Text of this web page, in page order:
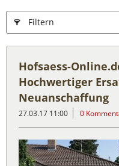
Filtern
Hofsaess-
Hochwertiger
Neuanschaffung
27.03.17 11:00 0